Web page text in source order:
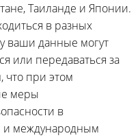
Таиланде и Японии.
в разных
ваши данные могут
или передаваться за
при этом
меры
в
и международным